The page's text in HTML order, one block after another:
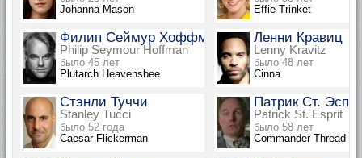
Johanna Mason
Effie Trinket
Филип Сеймур Хоффман
Philip Seymour Hoffman
было 45 лет
Plutarch Heavensbee
Ленни Кравиц
Lenny Kravitz
было 48 лет
Cinna
Стэнли Туччи
Stanley Tucci
было 52 года
Caesar Flickerman
Патрик Ст.
Patrick St. Esprit
было 58 лет
Commander Thread